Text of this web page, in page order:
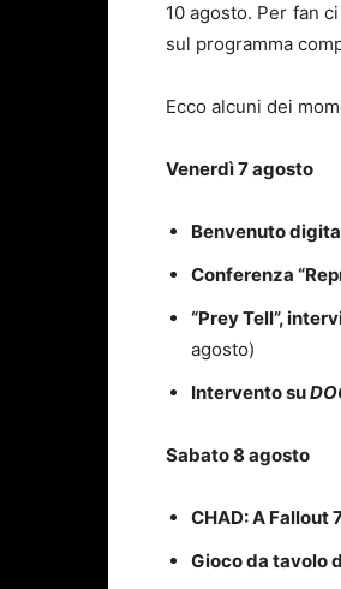
10 agosto. Per fan
sul programma
Ecco alcuni dei
Venerdì 7 agosto
Benvenuto
Conferenza
“Prey Tell”,
agosto)
Intervento su
Sabato 8 agosto
CHAD: A Fallout
Gioco da tavolo